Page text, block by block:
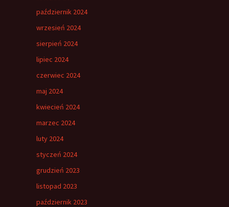
październik 2024
wrzesień 2024
sierpień 2024
lipiec 2024
czerwiec 2024
maj 2024
kwiecień 2024
marzec 2024
luty 2024
styczeń 2024
grudzień 2023
listopad 2023
październik 2023